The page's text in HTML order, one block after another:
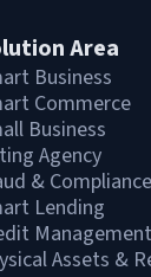
Area
Business
Commerce
Business
Agency
& Compliance
Lending
Management
Assets &